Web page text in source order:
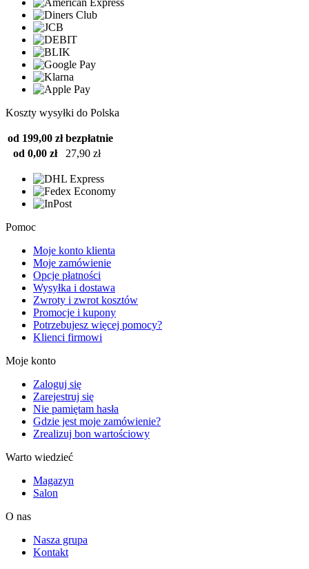
Koszty wysyłki do Polska
od 199,00 zł bezpłatnie
od 0,00 zł
27,90 zł
Pomoc
Moje konto klienta
Moje zamówienie
Opcje płatności
Wysyłka i dostawa
Zwroty i zwrot kosztów
Promocje i kupony
Potrzebujesz więcej pomocy?
Klienci firmowi
Moje konto
Zaloguj się
Zarejestruj się
Nie pamiętam hasła
Gdzie jest moje zamówienie?
Zrealizuj bon wartościowy
Warto wiedzieć
Magazyn
Salon
O nas
Nasza grupa
Kontakt